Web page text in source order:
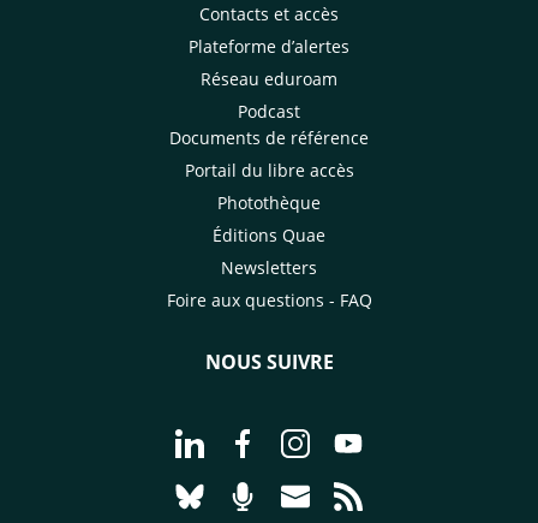
Contacts et accès
Plateforme d’alertes
Réseau eduroam
Podcast
Documents de référence
Portail du libre accès
Photothèque
Éditions Quae
Newsletters
Foire aux questions - FAQ
NOUS SUIVRE
Aller à la page Nous suivre sur
Aller à la page Nous suivre sur
Aller à la page Nous
Aller à la page
Aller à la page Nous suivre sur
Aller à la page Nourrir le
Aller à la page Nous